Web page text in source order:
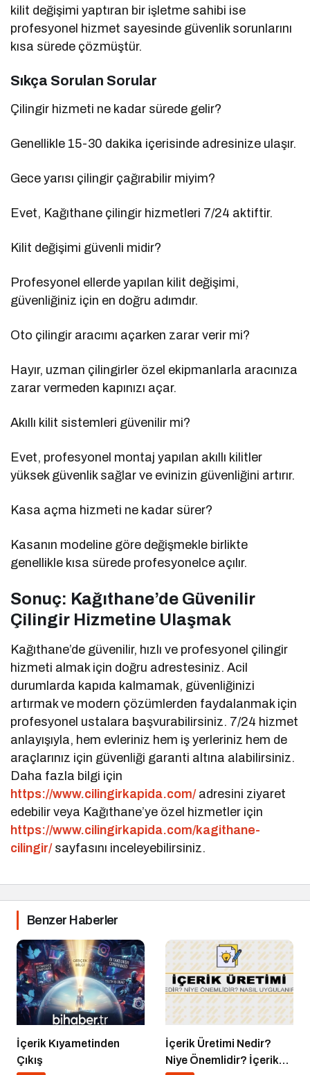
kilit değişimi yaptıran bir işletme sahibi ise
profesyonel hizmet sayesinde güvenlik sorunlarını
kısa sürede çözmüştür.
Sıkça Sorulan Sorular
Çilingir hizmeti ne kadar sürede gelir?
Genellikle 15-30 dakika içerisinde adresinize ulaşır.
Gece yarısı çilingir çağırabilir miyim?
Evet, Kağıthane çilingir hizmetleri 7/24 aktiftir.
Kilit değişimi güvenli midir?
Profesyonel ellerde yapılan kilit değişimi,
güvenliğiniz için en doğru adımdır.
Oto çilingir aracımı açarken zarar verir mi?
Hayır, uzman çilingirler özel ekipmanlarla aracınıza
zarar vermeden kapınızı açar.
Akıllı kilit sistemleri güvenilir mi?
Evet, profesyonel montaj yapılan akıllı kilitler
yüksek güvenlik sağlar ve evinizin güvenliğini artırır.
Kasa açma hizmeti ne kadar sürer?
Kasanın modeline göre değişmekle birlikte
genellikle kısa sürede profesyonelce açılır.
Sonuç: Kağıthane’de Güvenilir
Çilingir Hizmetine Ulaşmak
Kağıthane’de güvenilir, hızlı ve profesyonel çilingir
hizmeti almak için doğru adrestesiniz. Acil
durumlarda kapıda kalmamak, güvenliğinizi
artırmak ve modern çözümlerden faydalanmak için
profesyonel ustalara başvurabilirsiniz. 7/24 hizmet
anlayışıyla, hem evleriniz hem iş yerleriniz hem de
araçlarınız için güvenliği garanti altına alabilirsiniz.
Daha fazla bilgi için
https://www.cilingirkapida.com/adresini ziyaret
edebilir veya Kağıthane’ye özel hizmetler için
https://www.cilingirkapida.com/kagithane-
cilingir/sayfasını inceleyebilirsiniz.
Benzer Haberler
İçerik Kıyametinden
Çıkış
İçerik Üretimi Nedir?
Niye Önemlidir? İçerik